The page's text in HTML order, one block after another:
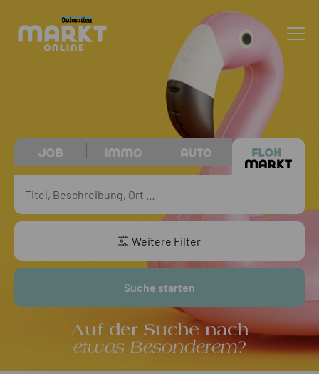
Auf der Suche nach
etwas Besonderem?
Weitere Filter
Suche starten